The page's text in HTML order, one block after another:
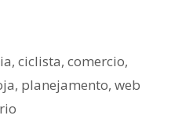
,ciclista,comercio,
, planejamento, web